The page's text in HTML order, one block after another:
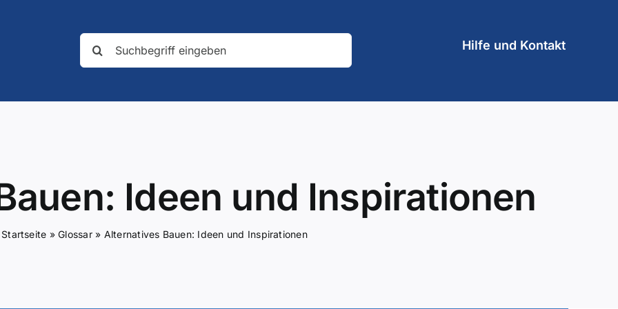
Suche
nach:
Hilfe und Kontakt
Ideen und Inspirationen
Startseite »Glossar» Alternatives Bauen: Ideen und Inspirationen